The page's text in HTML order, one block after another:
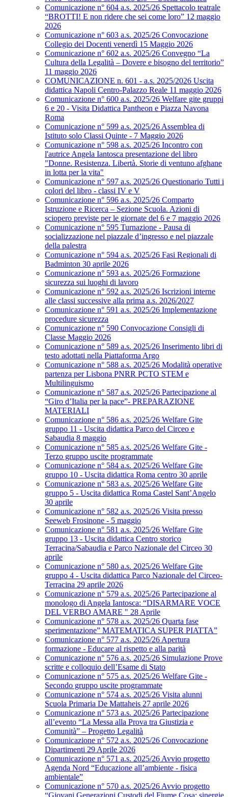
Comunicazione n° 604 a.s. 2025/26 Spettacolo teatrale
“BROTTI! E non ridere che sei come loro” 12 maggio
2026
Comunicazione n° 603 a.s. 2025/26 Convocazione
Collegio dei Docenti venerdì 15 Maggio 2026
Comunicazione n° 602 a.s. 2025/26 Convegno “La
Cultura della Legalità – Dovere e bisogno del territorio”
11 maggio 2026
COMUNICAZIONE n. 601 - a.s. 2025/2026 Uscita
didattica Napoli Centro-Palazzo Reale 11 maggio 2026
Comunicazione n° 600 a.s. 2025/26 Welfare gite gruppi
6 e 20 - Visita Didattica Pantheon e Piazza Navona
Roma
Comunicazione n° 599 a.s. 2025/26 Assemblea di
Istituto solo Classi Quinte - 7 Maggio 2026
Comunicazione n° 598 a.s. 2025/26 Incontro con
l'autrice Angela Iantosca presentazione del libro
"Donne. Resistenza. Libertà. Storie di ventuno afghane
in lotta per la vita"
Comunicazione n° 597 a.s. 2025/26 Questionario Tutti i
colori del libro - classi IV e V
Comunicazione n° 596 a.s. 2025/26 Comparto
Istruzione e Ricerca – Sezione Scuola. Azioni di
sciopero previste per le giornate del 6 e 7 maggio 2026
Comunicazione n° 595 Turnazione - Pausa di
socializzazione nel piazzale d’ingresso e nel piazzale
della palestra
Comunicazione n° 594 a.s. 2025/26 Fasi Regionali di
Badminton 30 aprile 2026
Comunicazione n° 593 a.s. 2025/26 Formazione
sicurezza sui luoghi di lavoro
Comunicazione n° 592 a.s. 2025/26 Iscrizioni interne
alle classi successive alla prima a.s. 2026/2027
Comunicazione n° 591 a.s. 2025/26 Implementazione
procedure sicurezza
Comunicazione n° 590 Convocazione Consigli di
Classe Maggio 2026
Comunicazione n° 589 a.s. 2025/26 Inserimento libri di
testo adottati nella Piattaforma Argo
Comunicazione n° 588 a.s. 2025/26 Modalità operative
partenza per Lisbona PNRR PCTO STEM e
Multilinguismo
Comunicazione n° 587 a.s. 2025/26 Partecipazione al
“Giro d’Italia per la pace”- PREPARAZIONE
MATERIALI
Comunicazione n° 586 a.s. 2025/26 Welfare Gite
gruppo 11 - Uscita didattica Parco del Circeo e
Sabaudia 8 maggio
Comunicazione n° 585 a.s. 2025/26 Welfare Gite -
Terzo gruppo uscite programmate
Comunicazione n° 584 a.s. 2025/26 Welfare Gite
gruppo 10 - Uscita didattica Roma centro 30 aprile
Comunicazione n° 583 a.s. 2025/26 Welfare Gite
gruppo 5 - Uscita didattica Roma Castel Sant’Angelo
30 aprile
Comunicazione n° 582 a.s. 2025/26 Visita presso
Seeweb Frosinone - 5 maggio
Comunicazione n° 581 a.s. 2025/26 Welfare Gite
gruppo 13 - Uscita didattica Centro storico
Terracina/Sabaudia e Parco Nazionale del Circeo 30
aprile
Comunicazione n° 580 a.s. 2025/26 Welfare Gite
gruppo 4 - Uscita didattica Parco Nazionale del Circeo-
Terracina 29 aprile 2026
Comunicazione n° 579 a.s. 2025/26 Partecipazione al
monologo di Angela Iantosca: “DISARMARE VOCE
DEL VERBO AMARE " 28 Aprile
Comunicazione n° 578 a.s. 2025/26 Quarta fase
sperimentazione” MATEMATICA SUPER PIATTA”
Comunicazione n° 577 a.s. 2025/26 Apertura
formazione - Educare al rispetto e alla parità
Comunicazione n° 576 a.s. 2025/26 Simulazione Prove
scritte e colloquio dell’Esame di Stato
Comunicazione n° 575 a.s. 2025/26 Welfare Gite -
Secondo gruppo uscite programmate
Comunicazione n° 574 a.s. 2025/26 Visita alunni
Scuola Primaria De Mattaheis 27 aprile 2026
Comunicazione n° 573 a.s. 2025/26 Partecipazione
all’evento “La Messa alla Prova tra Giustizia e
Comunità” – Progetto Legalità
Comunicazione n° 572 a.s. 2025/26 Convocazione
Dipartimenti 29 Aprile 2026
Comunicazione n° 571 a.s. 2025/26 Avvio progetto
Agenda Nord “Educazione all’ambiente - fisica
ambientale”
Comunicazione n° 570 a.s. 2025/26 Avvio progetto